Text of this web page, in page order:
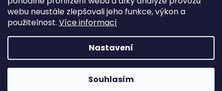
webu neustále zlepšovali jeho funkce, výkon a
použitelnost. Více informací
Nastavení
Souhlasím
+420 737 070 903
Facebook Jarosa
jarosa.fashion/
Jarosa. Všechna práva vyhrazena.